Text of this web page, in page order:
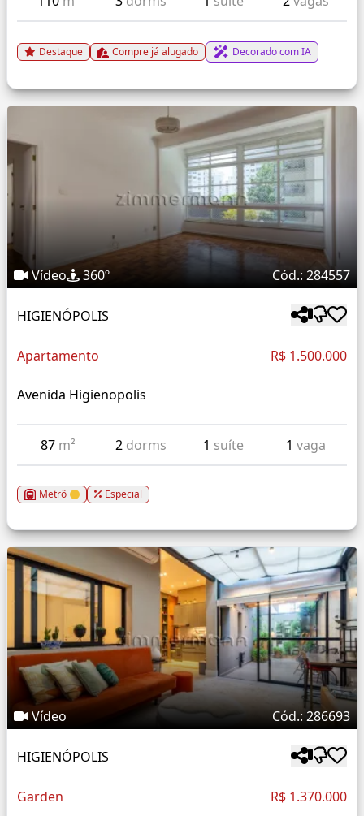
Destaque Compre já alugado Decorado com IA
Vídeo 360º Cód.: 284557
HIGIENÓPOLIS
Apartamento R$ 1.500.000
Avenida Higienopolis
87 m² 2 dorms 1 suíte 1 vaga
Metrô Especial
Vídeo Cód.: 286693
HIGIENÓPOLIS
Garden R$ 1.370.000